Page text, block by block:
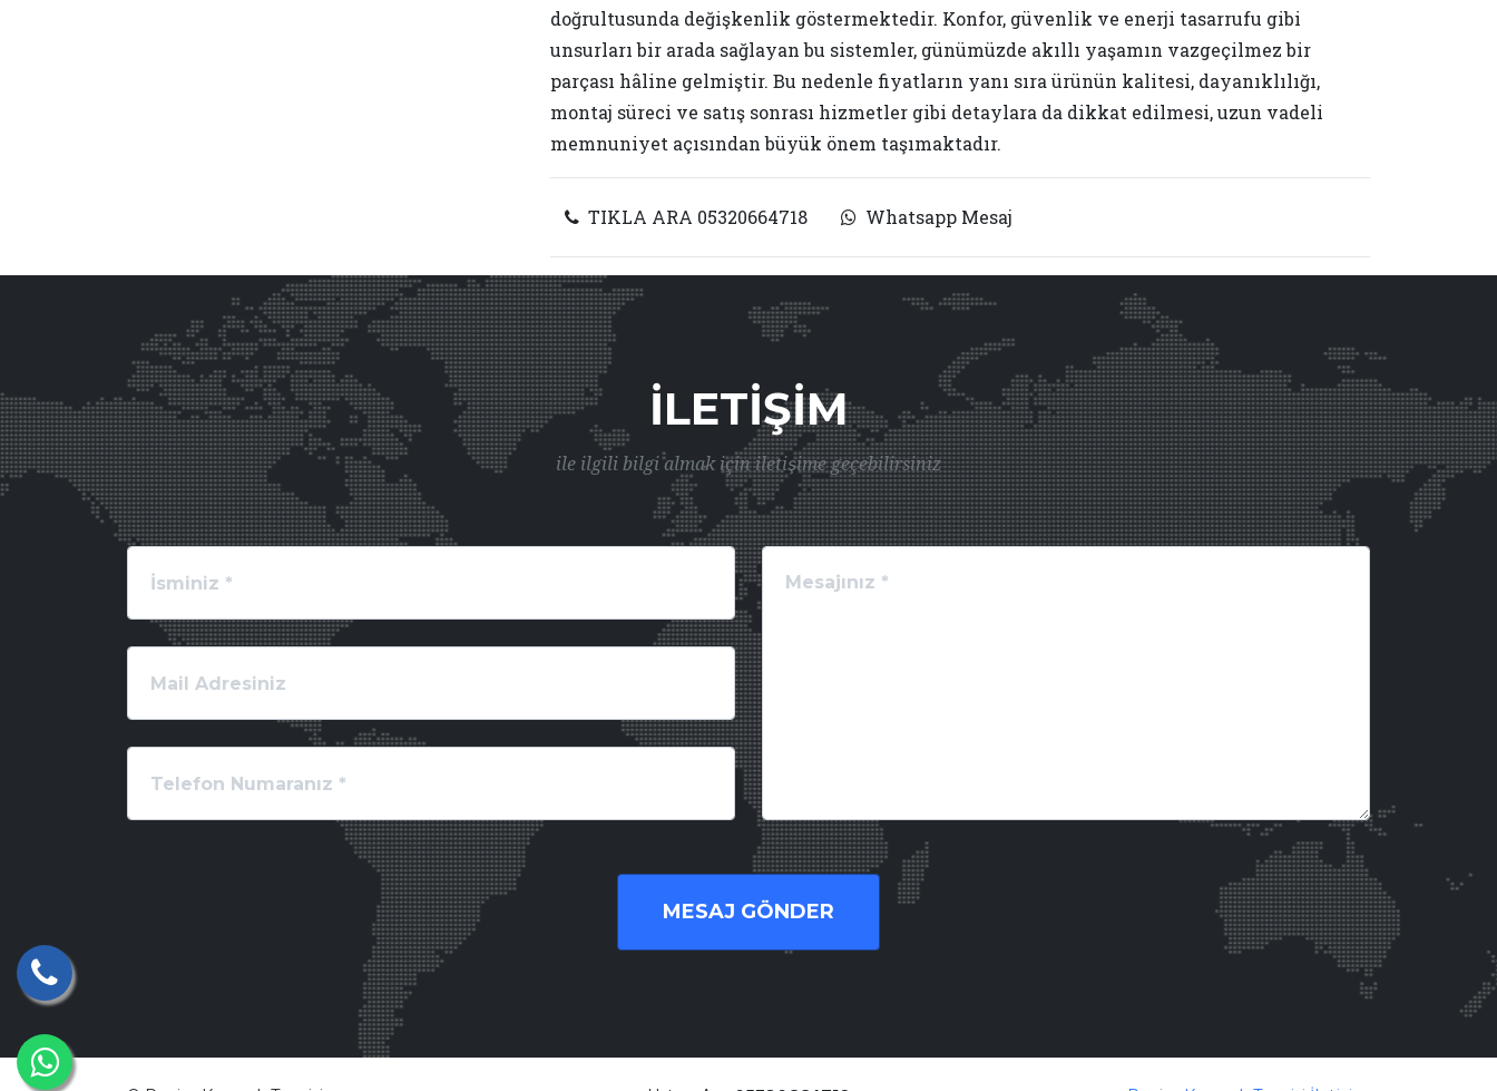
doğrultusunda değişkenlik göstermektedir. Konfor, güvenlik ve enerji tasarrufu gibi
unsurları bir arada sağlayan bu sistemler, günümüzde akıllı yaşamın vazgeçilmez bir
parçası hâline gelmiştir. Bu nedenle fiyatların yanı sıra ürünün kalitesi, dayanıklılığı,
montaj süreci ve satış sonrası hizmetler gibi detaylara da dikkat edilmesi, uzun vadeli
memnuniyet açısından büyük önem taşımaktadır.
TIKLA ARA 05320664718 Whatsapp Mesaj
İLETIŞIM
ile ilgili bilgi almak için iletişime geçebilirsiniz
MESAJ GÖNDER